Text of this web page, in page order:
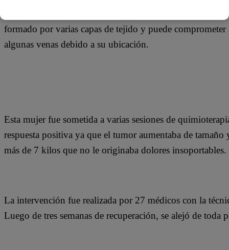
La mujer había sido diagnosticada con teratoma
formado por varias capas de tejido y puede
algunas venas debido a su ubicación.
Esta mujer fue sometida a varias sesiones de
respuesta positiva ya que el tumor aumentaba de
más de 7 kilos que no le originaba dolores insoportables.
La intervención fue realizada por 27 médicos con la
Luego de tres semanas de recuperación, se alejó de toda